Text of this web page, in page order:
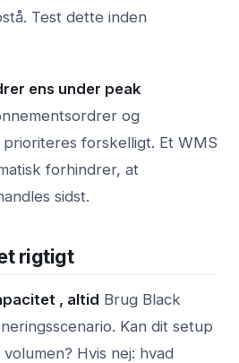
Test dette inden
ens under peak
og
forskelligt. Et WMS
forhindrer, at
sidst.
rigtigt
, altid Brug Black
Kan dit setup
Hvis nej: hvad